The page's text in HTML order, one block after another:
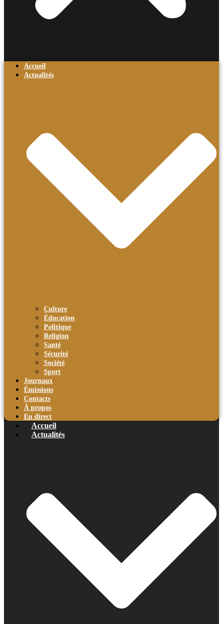
Accueil
Actualités
Culture
Éducation
Politique
Religion
Santé
Sécurité
Société
Sport
Journaux
Émissions
Contacts
À propos
En direct
Accueil
Actualités